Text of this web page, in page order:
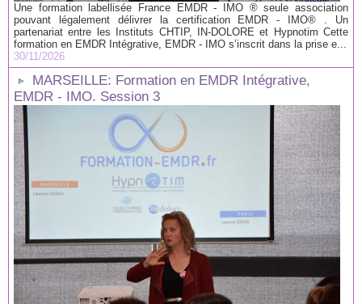
Une formation labellisée France EMDR - IMO ® seule association
pouvant légalement délivrer la certification EMDR - IMO® . Un
partenariat entre les Instituts CHTIP, IN-DOLORE et Hypnotim Cette
formation en EMDR Intégrative, EMDR - IMO s’inscrit dans la prise e...
30/11/2026
MARSEILLE: Formation en EMDR Intégrative,
EMDR - IMO. Session 3